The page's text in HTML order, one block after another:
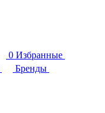
0 Избранные
Бренды